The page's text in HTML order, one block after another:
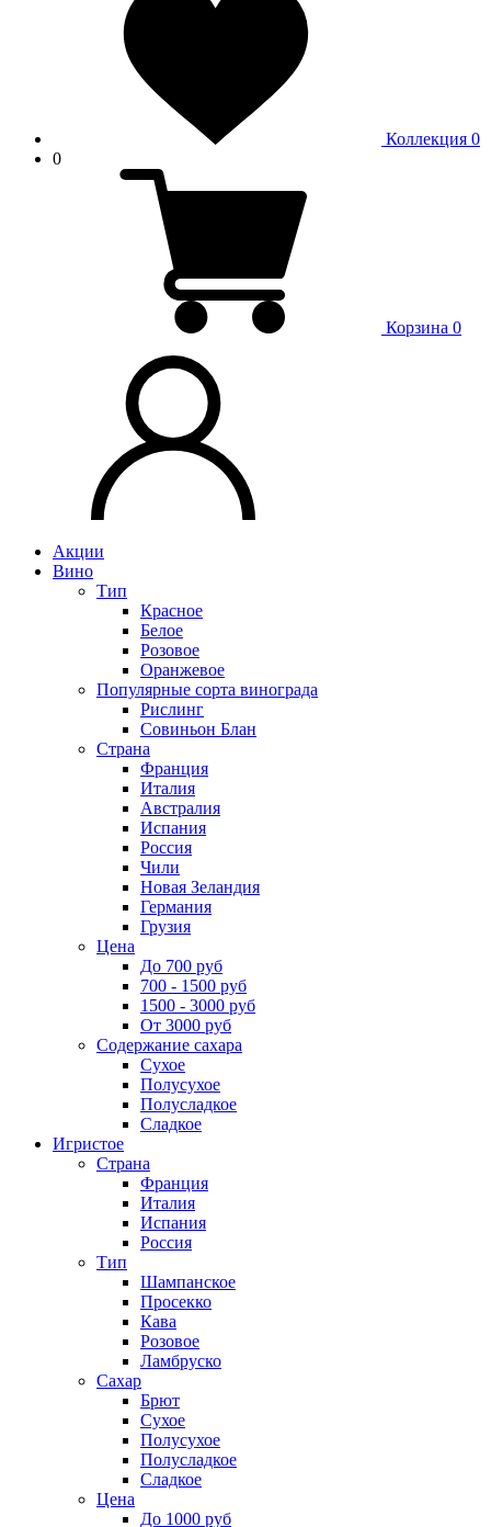
Коллекция 0
0
Корзина 0
Акции
Вино
Тип
Красное
Белое
Розовое
Оранжевое
Популярные сорта винограда
Рислинг
Совиньон Блан
Страна
Франция
Италия
Австралия
Испания
Россия
Чили
Новая Зеландия
Германия
Грузия
Цена
До 700 руб
700 - 1500 руб
1500 - 3000 руб
От 3000 руб
Содержание сахара
Сухое
Полусухое
Полусладкое
Сладкое
Игристое
Страна
Франция
Италия
Испания
Россия
Тип
Шампанское
Просекко
Кава
Розовое
Ламбруско
Сахар
Брют
Сухое
Полусухое
Полусладкое
Сладкое
Цена
До 1000 руб